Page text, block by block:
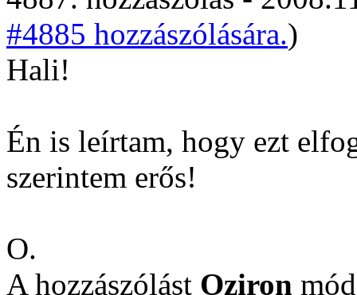
#4885 hozzászólására.)
Hali!
Én is leírtam, hogy ezt
szerintem erős!
O.
A hozzászólást Oziron